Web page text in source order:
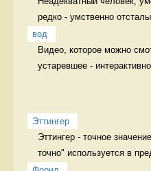
редко - умственно
вод
Видео, которое можно
устаревшее -
Эттингер
Эттингер - точное
точно" используется в